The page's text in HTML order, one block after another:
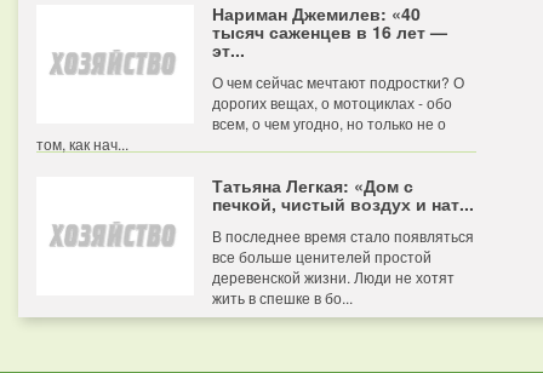
Нариман Джемилев: «40
тысяч саженцев в 16 лет —
эт...
О чем сейчас мечтают подростки? О
дорогих вещах, о мотоциклах - обо
всем, о чем угодно, но только не о
том, как нач...
Татьяна Легкая: «Дом с
печкой, чистый воздух и нат...
В последнее время стало появляться
все больше ценителей простой
деревенской жизни. Люди не хотят
жить в спешке в бо...